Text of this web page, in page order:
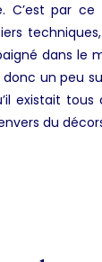
C’est par ce
dans le
un peu
existait
du